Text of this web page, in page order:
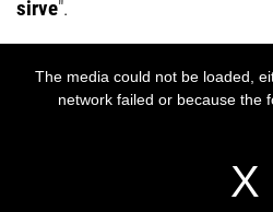
sirve".